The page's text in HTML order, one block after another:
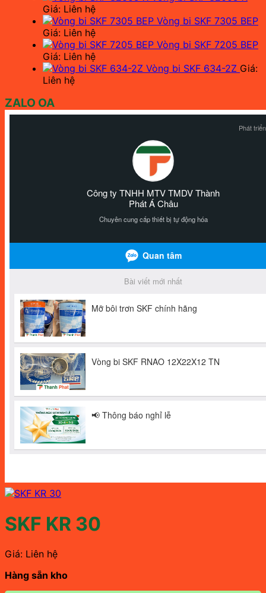
Giá: Liên hệ
Vòng bi SKF 7305 BEP
Giá: Liên hệ
Vòng bi SKF 7205 BEP
Giá: Liên hệ
Vòng bi SKF 634-2Z Giá:
Liên hệ
ZALO OA
SKF KR 30
Giá: Liên hệ
Hàng sẵn kho